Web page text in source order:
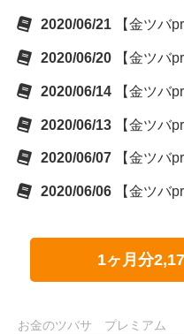
2020/06/21 【金ツバ
2020/06/20 【金ツバ
2020/06/14 【金ツバ
2020/06/13 【金ツバ
2020/06/07 【金ツバ
2020/06/06 【金ツバ
1ヶ月分
お金のツバサ プレミアム